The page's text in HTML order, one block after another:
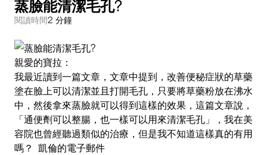
閱讀時間2 分鐘
親愛的寶拉：
我最近讀到一篇文章，文章中提到，改善便秘症狀的草藥
塗在臉上可以清潔並且打開毛孔，只要將草藥粉放在沸水
中，然後拿來蒸臉就可以得到這樣的效果，這篇文章說，
「通便劑可以整腸，也一樣可以用來清潔毛孔」，我在美
容院也曾經聽過類似的治療，但是我不知道這樣真的有用
嗎？ 凱倫的電子郵件